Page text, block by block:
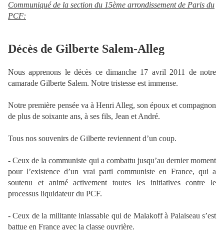
Communiqué de la section du 15ème arrondissement de Paris du
PCF:
Décès de Gilberte Salem-Alleg
Nous apprenons le décès ce dimanche 17 avril 2011 de notre
camarade Gilberte Salem. Notre tristesse est immense.
Notre première pensée va à Henri Alleg, son époux et compagnon
de plus de soixante ans, à ses fils, Jean et André.
Tous nos souvenirs de Gilberte reviennent d’un coup.
- Ceux de la communiste qui a combattu jusqu’au dernier moment
pour l’existence d’un vrai parti communiste en France, qui a
soutenu et animé activement toutes les initiatives contre le
processus liquidateur du PCF.
- Ceux de la militante inlassable qui de Malakoff à Palaiseau s’est
battue en France avec la classe ouvrière.